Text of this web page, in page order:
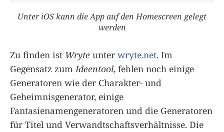
Unter iOS kann die App auf den Homescreen gelegt
werden
Zu finden ist Wryte unter wryte.net. Im
Gegensatz zumIdeentool, fehlen noch einige
Generatoren wie der Charakter- und
Geheimnisgenerator, einige
Fantasienamengeneratoren und die Generatoren
für Titel und Verwandtschaftsverhältnisse. Die